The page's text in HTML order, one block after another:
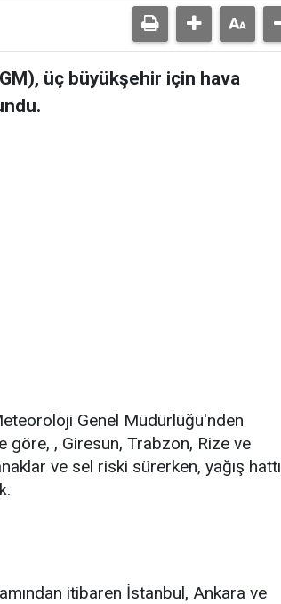
üç büyükşehir için hava
Genel Müdürlüğü'nden
göre, , Giresun, Trabzon, Rize ve
ve sel riski sürerken, yağış hattı
itibaren İstanbul, Ankara ve